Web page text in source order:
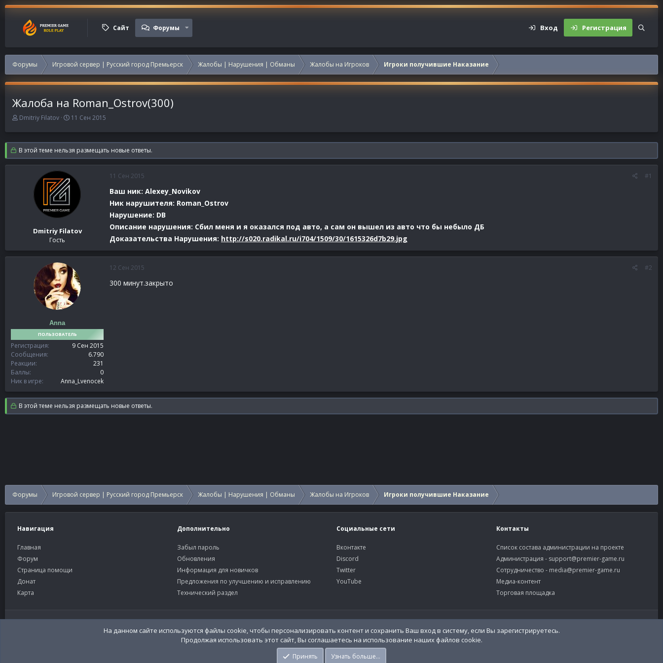
Сайт Форумы Вход Регистрация
Форумы Игровой сервер | Русский город Премьерск Жалобы | Нарушения | Обманы Жалобы на Игроков Игроки получившие Наказание
Жалоба на Roman_Ostrov(300)
А
т
о
р
т
Dmitriy Filatov
Д
т
а
н
а
а
11 Сен 2015
В этой теме нельзя размещать новые ответы.
Dmitriy Filatov
Гость
11 Сен 2015 #1
Ваш ник: Alexey_Novikov
Ник нарушителя: Roman_Ostrov
Нарушение: DB
Описание нарушения: Сбил меня и я оказался под авто, а сам он вышел из авто что бы небыло ДБ
Доказательства Нарушения: http://s020.radikal.ru/i704/1509/30/1615326d7b29.jpg
Anna
ПОЛЬЗОВАТЕЛЬ
Регистрация
9 Сен 2015
Сообщения
6.790
Реакции
231
Баллы
0
Ник в игре
Anna_Lvenocek
12 Сен 2015 #2
300 минут.закрыто
В этой теме нельзя размещать новые ответы.
Форумы Игровой сервер | Русский город Премьерск Жалобы | Нарушения | Обманы Жалобы на Игроков Игроки получившие Наказание
Навигация
Главная
Форум
Страница помощи
Донат
Карта
Дополнительно
Забыл пароль
Обновления
Информация для новичков
Предложения по улучшению и исправлению
Технический раздел
Социальные сети
Вконтакте
Discord
Twitter
YouTube
Контакты
Список состава администрации на проекте
Администрация - support@premier-game.ru
Сотрудничество - media@premier-game.ru
Медиа-контент
Торговая площадка
Russian (RU) Условия и правила Политика конфиденциальности